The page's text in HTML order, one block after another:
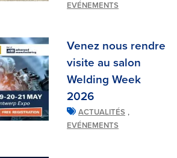
EVÉNEMENTS
Venez nous rendre
visite au salon
Welding Week
2026
ACTUALITÉS ,
EVÉNEMENTS